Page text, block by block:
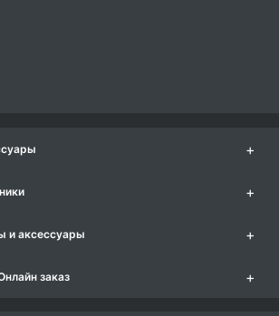
+
+
и аксессуары +
заказ +